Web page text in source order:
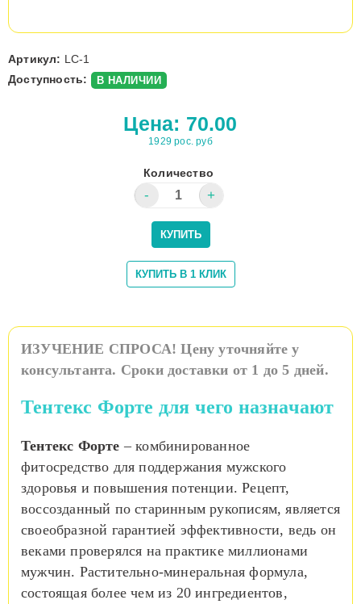
Артикул: LC-1
Доступность:
В НАЛИЧИИ
Цена: 70.00
1929 рос. руб
Количество
ИЗУЧЕНИЕ СПРОСА! Цену уточняйте у
консультанта. Сроки доставки от 1 до 5 дней.
Тентекс Форте для чего назначают
Тентекс Форте – комбинированное
фитосредство для поддержания мужского
здоровья и повышения потенции. Рецепт,
воссозданный по старинным рукописям, является
своеобразной гарантией эффективности, ведь он
веками проверялся на практике миллионами
мужчин. Растительно-минеральная формула,
состоящая более чем из 20 ингредиентов,